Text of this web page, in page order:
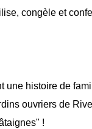
congèle et
une histoire de
ouvriers de
!